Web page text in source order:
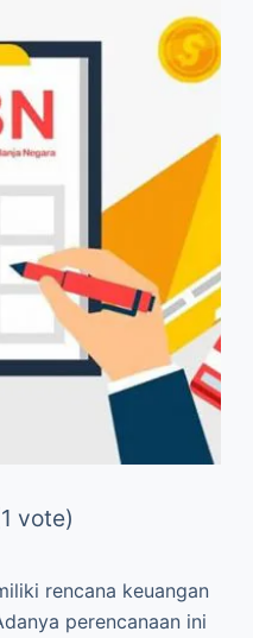
vote)
rencana keuangan
perencanaan ini